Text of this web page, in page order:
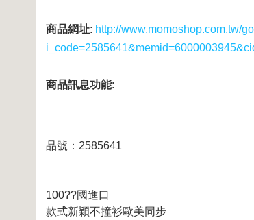
商品網址: http://www.momoshop.com.tw/
商品訊息功能:
品號：2585641
100??國進口
款式新穎不撞衫歐美同步